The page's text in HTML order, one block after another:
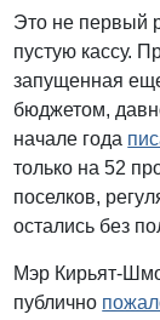
Это не первый
пустую кассу.
запущенная
бюджетом,
начале года
только на 52
поселков,
остались без
Мэр Кирьят-
публично